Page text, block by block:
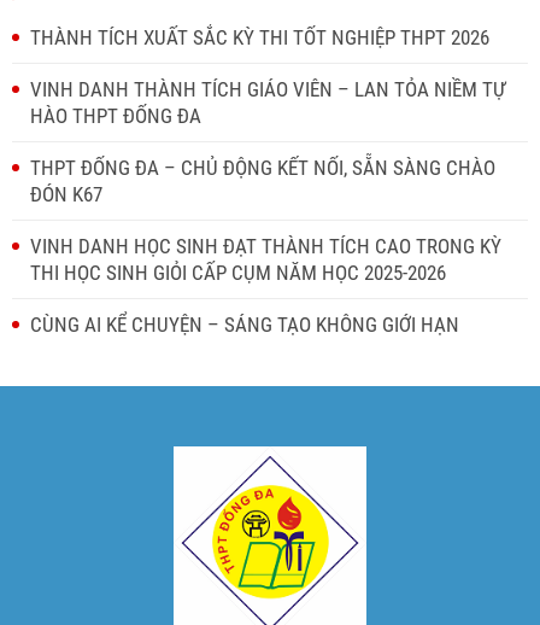
THÀNH TÍCH XUẤT SẮC KỲ THI TỐT NGHIỆP THPT 2026
VINH DANH THÀNH TÍCH GIÁO VIÊN – LAN TỎA NIỀM TỰ
HÀO THPT ĐỐNG ĐA
THPT ĐỐNG ĐA – CHỦ ĐỘNG KẾT NỐI, SẴN SÀNG CHÀO
ĐÓN K67
VINH DANH HỌC SINH ĐẠT THÀNH TÍCH CAO TRONG KỲ
THI HỌC SINH GIỎI CẤP CỤM NĂM HỌC 2025-2026
CÙNG AI KỂ CHUYỆN – SÁNG TẠO KHÔNG GIỚI HẠN